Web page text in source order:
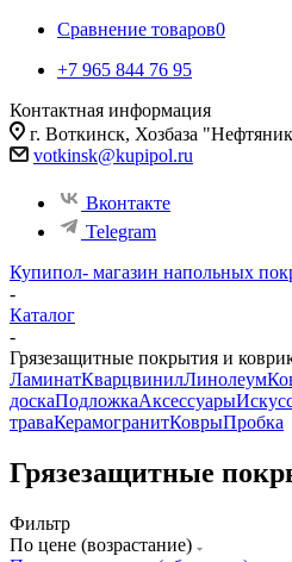
Сравнение товаров0
+7 965 844 76 95
Контактная информация
г. Воткинск, Хозбаза
votkinsk@kupipol.ru
Вконтакте
Telegram
Купипол- магазин напольных
-
Каталог
-
Грязезащитные покрытия и
ЛаминатКварцвинилЛинолеум
доскаПодложкаАксессуары
траваКерамогранитКоврыПробка
Грязезащитные
Фильтр
По цене (возрастание)